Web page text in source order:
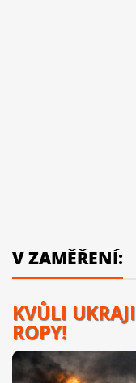
V ZAMĚŘENÍ:
KVŮLI
ROPY!